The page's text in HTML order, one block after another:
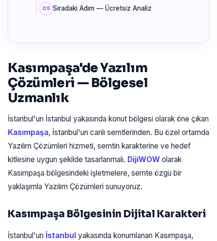
Sıradaki Adım — Ücretsiz Analiz
Kasımpaşa'de Yazılım
Çözümleri — Bölgesel
Uzmanlık
İstanbul'un İstanbul yakasında konut bölgesi olarak öne çıkan
Kasımpaşa, İstanbul'un canlı semtlerinden. Bu özel ortamda
Yazılım Çözümleri hizmeti, semtin karakterine ve hedef
kitlesine uygun şekilde tasarlanmalı. DijiWOW olarak
Kasımpaşa bölgesindeki işletmelere, semte özgü bir
yaklaşımla Yazılım Çözümleri sunuyoruz.
Kasımpaşa Bölgesinin Dijital Karakteri
İstanbul'un İstanbul yakasında konumlanan Kasımpaşa,